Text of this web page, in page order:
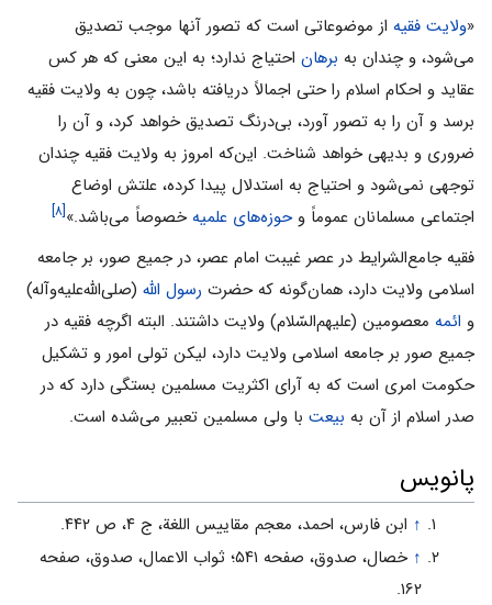
«ولایت فقیه از موضوعاتی است که تصور آنها موجب تصدیق
می‌شود، و چندان به برهان احتیاج ندارد؛ به این معنی که هر کس
عقاید و احکام اسلام را حتی اجمالاً دریافته باشد، چون به ولایت فقیه
برسد و آن را به تصور آورد، بی‌درنگ تصدیق خواهد کرد، و آن را
ضروری و بدیهی خواهد شناخت. این‌که امروز به ولایت فقیه چندان
توجهی نمی‌شود و احتیاج به استدلال پیدا کرده، علتش اوضاع
اجتماعی مسلمانان عموماً وحوزه‌های علمیهخصوصاً می‌باشد.»[۸]
فقیه جامع‌الشرایط در عصر غیبت امام عصر، در جمیع صور، بر جامعه
اسلامی ولایت دارد، همان‌گونه که حضرت رسول الله (صلی‌الله‌علیه‌و‌آله‌)
و ائمه معصومین (علیهم‌السّلام) ولایت داشتند. البته اگرچه فقیه در
جمیع صور بر جامعه اسلامی ولایت دارد، لیکن تولی امور و تشکیل
حکومت امری است که به آرای اکثریت مسلمین بستگی دارد که در
صدر اسلام از آن به بیعت با ولی مسلمین تعبیر می‌شده است.
پانویس
↑ ابن فارس، احمد، معجم مقاییس اللغة، ج ۴، ص ۴۴۲.
↑
خصال، صدوق، صفحه ۵۴۱؛ ثواب الاعمال، صدوق، صفحه
۱۶۲.